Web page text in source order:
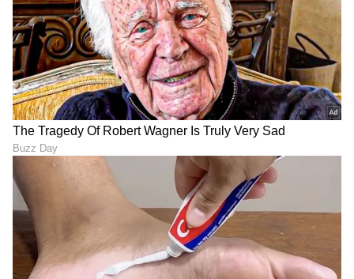
ABOUT THE AUTHOR
SK Sathish Kumar KH
ವಿಜಯನಗರ ಜಿಲ್ಲೆ ಕಂದಗಲ್‌ಪುರ ಗ್ರಾಮದವನು ಮೂಲತಃ ಶಿಕ್ಷಕ.
ಆದರೆ, ಆಕರ್ಷಿಸಿದ್ದು ಪತ್ರಿಕೋದ್ಯಮ. ಎಂಟು ವರ್ಷಗಳಿಂದ
ಪ್ರಜಾವಾಣಿ, ವಿಜಯವಾಣಿ ನಂತರ ಇದೀಗ ಏಷ್ಯಾನೆಟ್ ಕನ್ನಡದಲ್ಲಿ
ಕಾರ್ಯನಿರ್ವಹಿಸುತ್ತಿದ್ದೇನೆ. ಕರ್ನಾಟಕ ರಾಜಕಾರಣ ನೆಚ್ಚಿನ ಕ್ಷೇತ್ರ.
ಡಿಜಿಟಲ್ ಮಾಧ್ಯಮಕ್ಕನುಗುಣವಾಗಿ ಶಿಕ್ಷಣ, ಆರೋಗ್ಯ, ಸಿನಿಮಾ
ಸುದ್ದಿಗಳನ್ನೂ ಬರೆಯುತ್ತೇನೆ. ಕ್ರಿಕೆಟ್, ಕೃಷಿ ಇಷ್ಟ. ಓದು ನೆಚ್ಚಿನ
ಆಟೋಮೊಬೈಲ್ ಭಾರತ ಸುದ್ದಿ